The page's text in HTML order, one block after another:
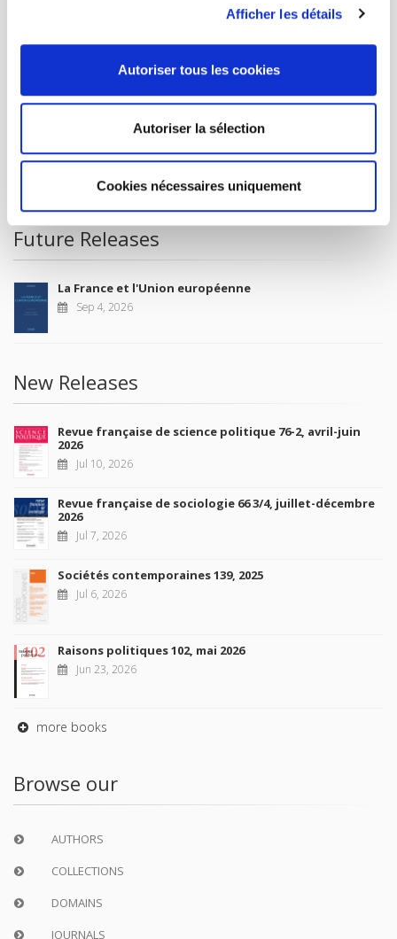
Afficher les détails
Autoriser tous les cookies
Autoriser la sélection
Cookies nécessaires uniquement
continue
FOREIGN RIGHTS
CONDITIONS OF SALE
Future Releases
La France et l'Union européenne
Sep 4, 2026
New Releases
Revue française de science politique 76-2, avril-juin
2026
Jul 10, 2026
Revue française de sociologie 66 3/4, juillet-décembre
2026
Jul 7, 2026
Sociétés contemporaines 139, 2025
Jul 6, 2026
Raisons politiques 102, mai 2026
Jun 23, 2026
more books
Browse our
AUTHORS
COLLECTIONS
DOMAINS
JOURNALS